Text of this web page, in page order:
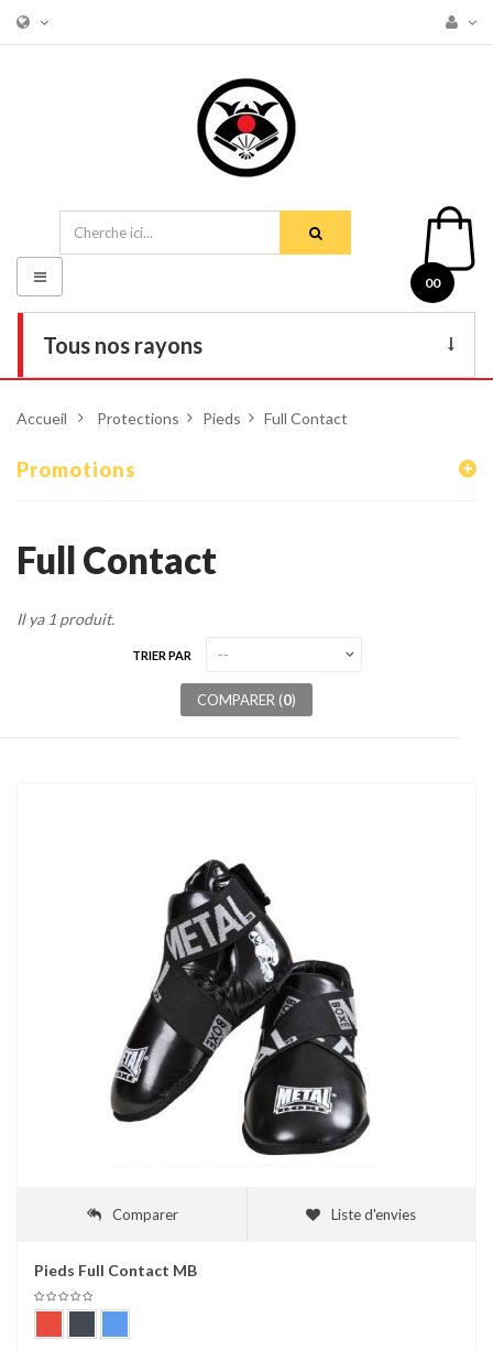
00
Tous nos rayons
Armes
Chaussures
Cible de frappe
Condition physique
Basculer
la
navigation
Accueil > Protections > Pieds > Full Contact
Promotions
Full Contact
Il ya 1 produit.
TRIER PAR
COMPARER (0)
Comparer Liste d'envies
Pieds Full Contact MB